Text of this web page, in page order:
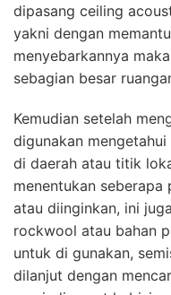
dipasang ceiling
yakni dengan
menyebarkannya
sebagian besar
Kemudian setelah
digunakan
di daerah atau titik
menentukan
atau diinginkan, ini
rockwool atau bahan
untuk di gunakan,
dilanjut dengan